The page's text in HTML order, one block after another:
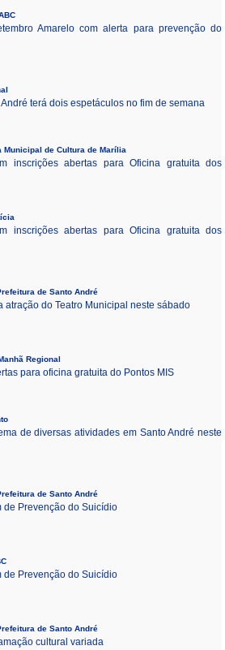
Amarelo com alerta para prevenção do
terá dois espetáculos no fim de semana
Municipal de Cultura de Marília
inscrições abertas para Oficina gratuita dos
inscrições abertas para Oficina gratuita dos
de Santo André
atração do Teatro Municipal neste sábado
Regional
para oficina gratuita do Pontos MIS
de diversas atividades em Santo André neste
de Santo André
de Prevenção do Suicídio
de Prevenção do Suicídio
de Santo André
cultural variada